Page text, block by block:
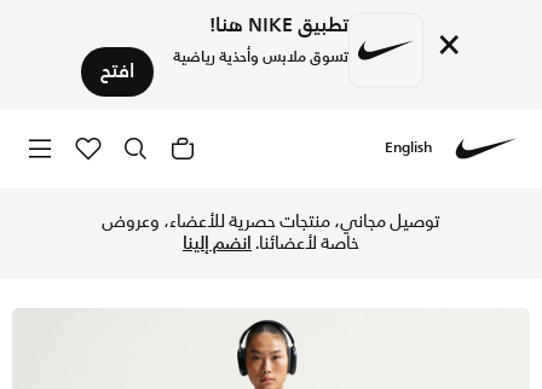
× تطبيق NIKE هنا!
تسوق ملابس وأحذية رياضية افتح
English
توصيل مجاني، منتجات حصرية للأعضاء، وعروض
خاصة لأعضائنا.انضم إلينا